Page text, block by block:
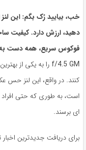
خب، بیایید رُک بگم: این
دهید، ارزش دارد. کیفیت
فوکوس سریع، همه دست
f/4.5 GM را به یکی از
کنند. در واقع، این لنز حس
است، به طوری که حتی افراد
ای برسند.
برای دریافت جدیدترین اخبار